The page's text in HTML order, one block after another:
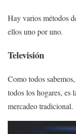
Hay varios métodos
ellos uno por uno.
Televisión
Como todos
todos los hogares, es
mercadeo tradicional.